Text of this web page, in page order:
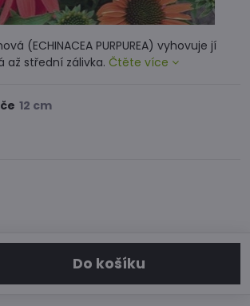
(ECHINACEA PURPUREA) vyhovuje jí
až střední zálivka. Čtěte více
Do košíku